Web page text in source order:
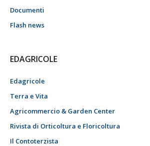
Documenti
Flash news
EDAGRICOLE
Edagricole
Terra e Vita
Agricommercio & Garden Center
Rivista di Orticoltura e Floricoltura
Il Contoterzista